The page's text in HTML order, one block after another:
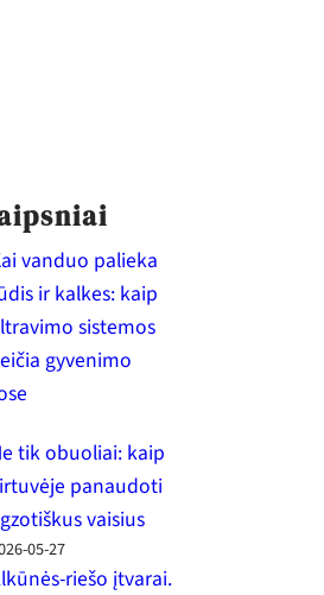
vanduo palieka
ir kalkes: kaip
sistemos
gyvenimo
tik obuoliai: kaip
panaudoti
vaisius
05-27
riešo įtvarai.